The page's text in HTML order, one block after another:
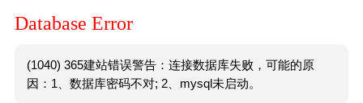
Database Error
(1040) 365建站错误警告：连接数据库失败，可能的原
因：1、数据库密码不对; 2、mysql未启动。